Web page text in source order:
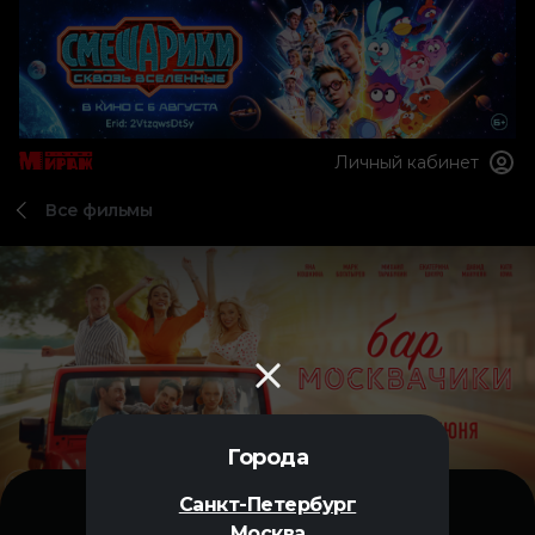
Города
Санкт-Петербург
Личный кабинет
Все фильмы